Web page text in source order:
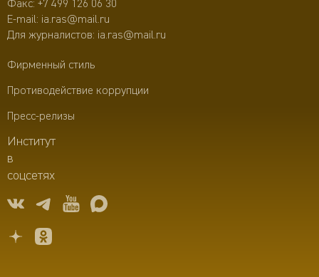
Факс: +7 499 126 06 30
E-mail: ia.ras@mail.ru
Для журналистов: ia.ras@mail.ru
Фирменный стиль
Противодействие коррупции
Пресс-релизы
Институт
в
соцсетях